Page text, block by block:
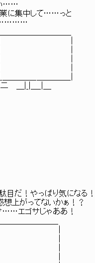
中して……っと
＿＿＿＿＿_
| | |
| | |
| | |
. | | |
＿_＿＿＿＿_|
二 ＿|_|＿_|＿
！やっぱり気になる
上がってないかぁ！？
ゴサじゃああ！
＿＿＿＿_
.| | |
.| | |
| |
u | | |